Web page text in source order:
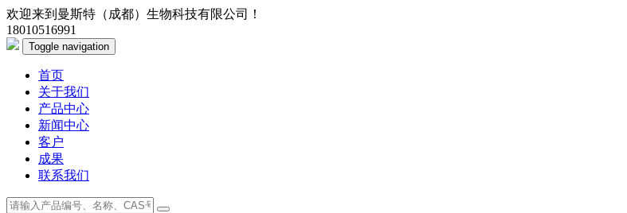
欢迎来到曼斯特（成都）生物科技有限公司！
18010516991
Toggle navigation
首页
关于我们
产品中心
新闻中心
客户
成果
联系我们